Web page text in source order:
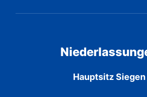
Hauptsitz Siegen